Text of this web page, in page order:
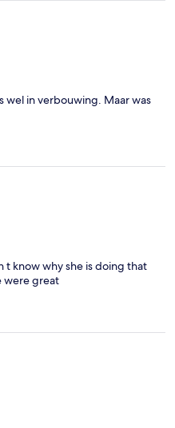
wel in verbouwing. Maar was
t know why she is doing that
were great